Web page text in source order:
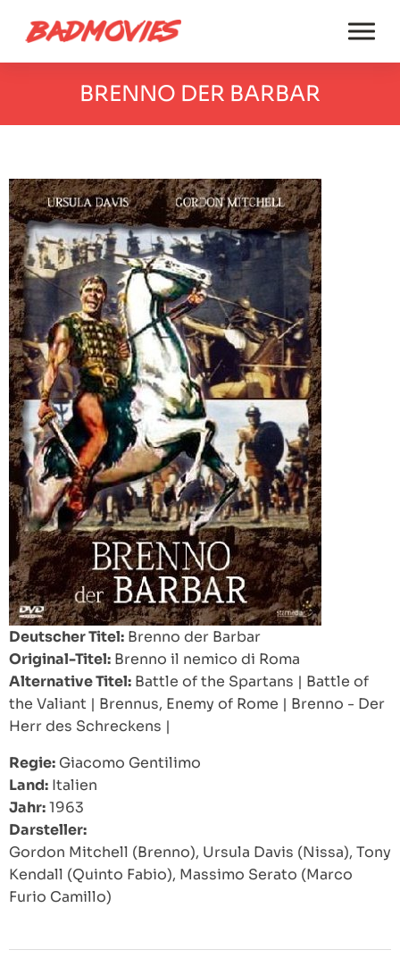
BRENNO DER BARBAR
Deutscher Titel: Brenno der Barbar
Original-Titel: Brenno il nemico di Roma
Alternative Titel: Battle of the Spartans | Battle of
the Valiant | Brennus, Enemy of Rome | Brenno - Der
Herr des Schreckens |
Regie: Giacomo Gentilimo
Land: Italien
Jahr:1963
Darsteller:
Gordon Mitchell (Brenno), Ursula Davis (Nissa), Tony
Kendall (Quinto Fabio), Massimo Serato (Marco
Furio Camillo)